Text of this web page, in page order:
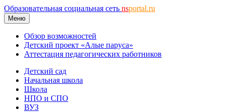
Образовательная социальная сеть nsportal.ru
Меню
Обзор возможностей
Детский проект «Алые паруса»
Аттестация педагогических работников
Детский сад
Начальная школа
Школа
НПО и СПО
ВУЗ